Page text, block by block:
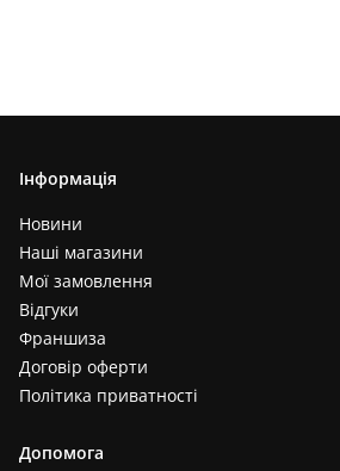
Інформація
Новини
Наші магазини
Мої замовлення
Відгуки
Франшиза
Договір оферти
Політика приватності
Допомога